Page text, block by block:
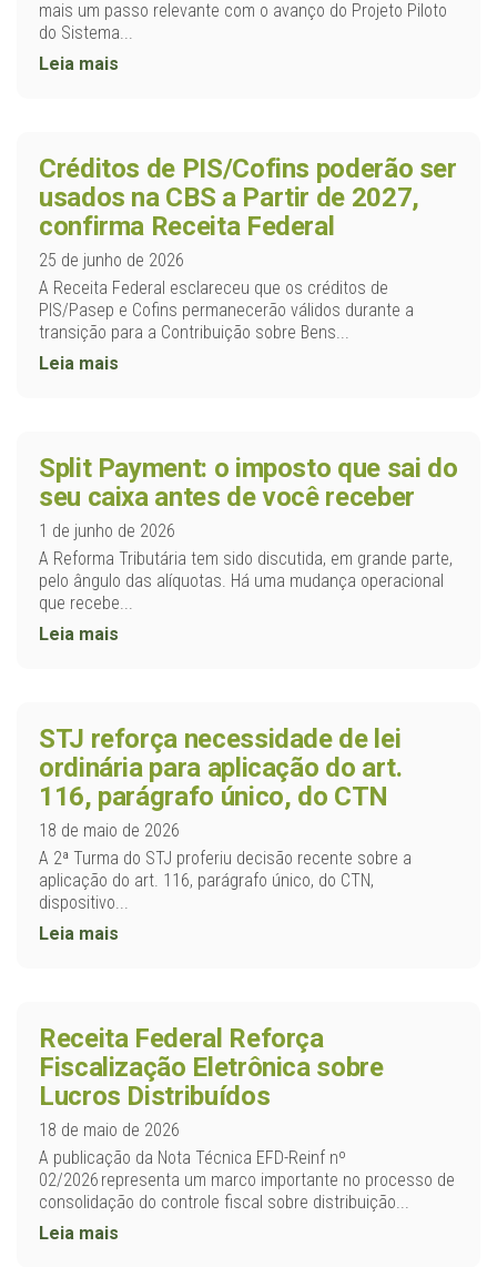
mais um passo relevante com o avanço do Projeto Piloto
do Sistema...
Leia mais
Créditos de PIS/Cofins poderão ser
usados na CBS a Partir de 2027,
confirma Receita Federal
25 de junho de 2026
A Receita Federal esclareceu que os créditos de
PIS/Pasep e Cofins permanecerão válidos durante a
transição para a Contribuição sobre Bens...
Leia mais
Split Payment: o imposto que sai do
seu caixa antes de você receber
1 de junho de 2026
A Reforma Tributária tem sido discutida, em grande parte,
pelo ângulo das alíquotas. Há uma mudança operacional
que recebe...
Leia mais
STJ reforça necessidade de lei
ordinária para aplicação do art.
116, parágrafo único, do CTN
18 de maio de 2026
A 2ª Turma do STJ proferiu decisão recente sobre a
aplicação do art. 116, parágrafo único, do CTN,
dispositivo...
Leia mais
Receita Federal Reforça
Fiscalização Eletrônica sobre
Lucros Distribuídos
18 de maio de 2026
A publicação da Nota Técnica EFD-Reinf nº
02/2026 representa um marco importante no processo de
consolidação do controle fiscal sobre distribuição...
Leia mais